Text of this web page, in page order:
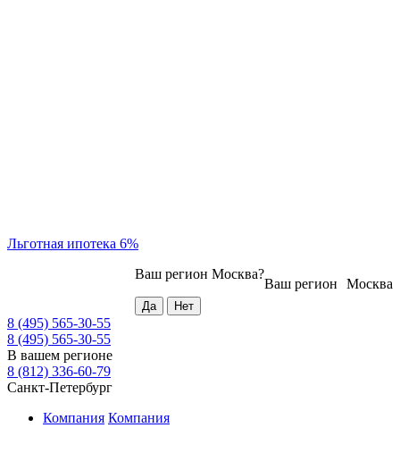
Льготная ипотека 6%
Москва
Ваш регион
Ваш регион Москва?
8 (495) 565-30-55
8 (495) 565-30-55
В вашем регионе
8 (812) 336-60-79
Санкт-Петербург
Компания Компания